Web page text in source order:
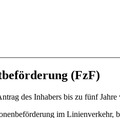
(FzF)
des Inhabers bis zu fünf Jahre
im Linienverkehr,